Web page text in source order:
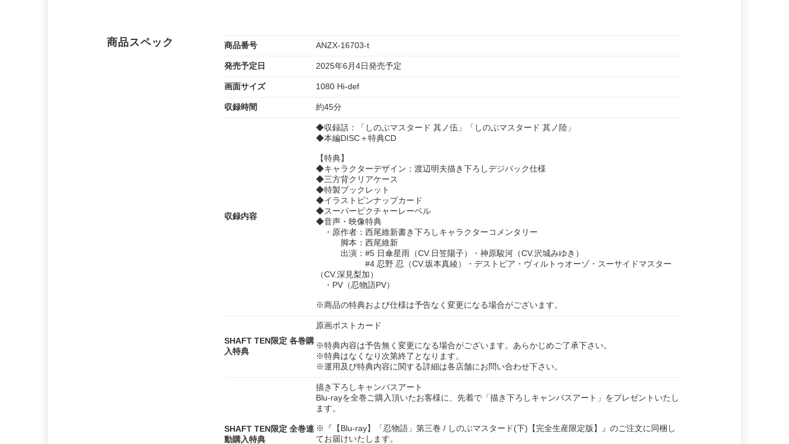
商品スペック 商品番号 ANZX-16703-t
発売予定日 2025年6月4日発売予定
画面サイズ 1080 Hi-def
収録時間 約45分
収録内容
◆収録話：「しのぶマスタード 其ノ伍」「しのぶマスタード 其ノ陸」
◆本編DISC＋特典CD
【特典】
◆キャラクターデザイン：渡辺明夫描き下ろしデジパック仕様
◆三方背クリアケース
◆特製ブックレット
◆イラストピンナップカード
◆スーパーピクチャーレーベル
◆音声・映像特典
・原作者：西尾維新書き下ろしキャラクターコメンタリー
脚本：西尾維新
出演：#5 日傘星雨（CV.日笠陽子）・神原駿河（CV.沢城みゆき）
#4 忍野 忍（CV.坂本真綾）・デストピア・ヴィルトゥオーゾ・スーサイドマスター
（CV.深見梨加）
・PV（忍物語PV）
※商品の特典および仕様は予告なく変更になる場合がございます。
SHAFT TEN限定 各巻購
入特典
原画ポストカード
※特典内容は予告無く変更になる場合がございます。あらかじめご了承下さい。
※特典はなくなり次第終了となります。
※運用及び特典内容に関する詳細は各店舗にお問い合わせ下さい。
SHAFT TEN限定 全巻連
動購入特典
描き下ろしキャンバスアート
Blu-rayを全巻ご購入頂いたお客様に、先着で「描き下ろしキャンバスアート」をプレゼントいたし
ます。
※『【Blu-ray】「忍物語」第三巻 / しのぶマスタード(下)【完全生産限定版】』のご注文に同梱し
てお届けいたします。